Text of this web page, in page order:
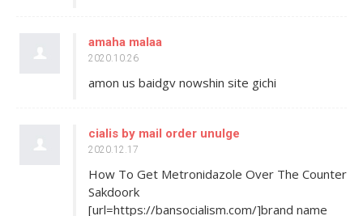
amaha malaa
2020.10.26
amon us baidgv nowshin site gichi
cialis by mail order unulge
2020.12.17
How To Get Metronidazole Over The Counter
Sakdoork
[url=https://bansocialism.com/]brand name